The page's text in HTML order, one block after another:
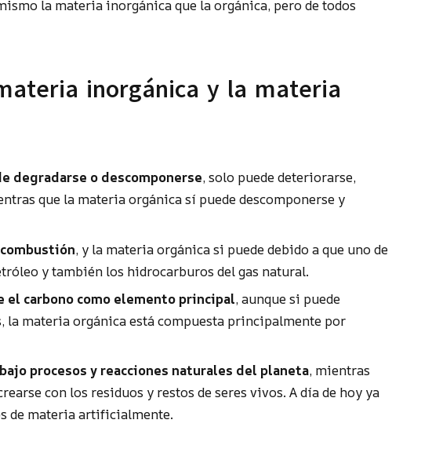
la materia inorgánica que la orgánica, pero de todos
inorgánica y la materia
degradarse o descomponerse, solo puede deteriorarse,
que la materia orgánica sí puede descomponerse y
, y la materia orgánica si puede debido a que uno de
y también los hidrocarburos del gas natural.
carbono como elemento principal, aunque si puede
la materia orgánica está compuesta principalmente por
procesos y reacciones naturales del planeta, mientras
con los residuos y restos de seres vivos. A día de hoy ya
de materia artificialmente.